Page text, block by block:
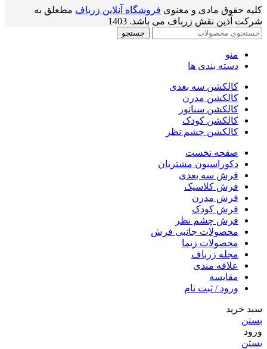
کلیه حقوق مادی و معنوی فروشگاه آنلاین زرباف مطعلق به
شرکت آذین نقش زرباف می باشد. 1403
جستجو
منو
دسته بندی ها
کالکشن سه بعدی
کالکشن مدرن
کالکشن سناتور
کالکشن کودک
کالکشن چشم نظر
صفحه نخست
دکوراسیون مشتریان
فرش سه بعدی
فرش کلاسیک
فرش مدرن
فرش کودک
فرش چشم نظر
محصولات جانبی فرش
محصولات زیما
مجله زرباف
علاقه مندی
مقایسه
ورود / ثبت نام
سبد خرید
بستن
ورود
بستن